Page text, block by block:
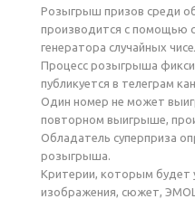
Розыгрыш призов среди
производится с помощью
генератора случайных
Процесс розыгрыша
публикуется в телеграм
Один номер не может
повторном выигрыше,
Обладатель суперприза
розыгрыша.
Критерии, которым будет
изображения, сюжет,